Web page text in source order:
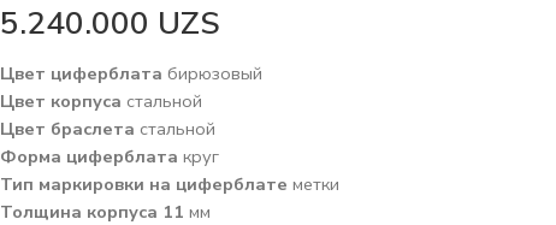
5.240.000 UZS
Цвет циферблата бирюзовый
Цвет корпуса стальной
Цвет браслета стальной
Форма циферблата круг
Тип маркировки на циферблате метки
Толщина корпуса 11 мм